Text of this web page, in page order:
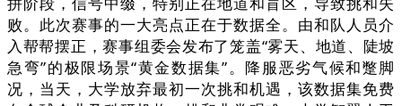
败。此次赛事的一大亮点正在于数据全。由和队人员介
入帮帮摆正，赛事组委会发布了笼盖“雾天、地道、陡坡
急弯”的极限场景“黄金数据集”。降服恶劣气候和蹩脚
况，当天，大学放弃最初一次挑和机遇，该数据集免费